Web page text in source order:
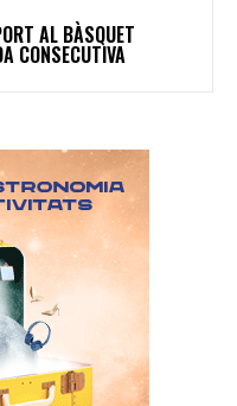
AL BÀSQUET
CONSECUTIVA